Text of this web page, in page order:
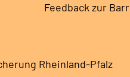
Feedback zur
Rheinland-Pfalz